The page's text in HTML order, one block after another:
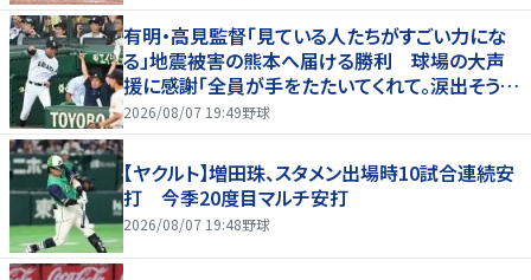
有明・高見監督「見ている人たちがすごい力にな
る」地震被害の熊本へ届ける勝利 球場の大声
援に感謝「全員が手をたたいてくれて。涙出そう
に」
2026/08/07 19:49野球
【ヤクルト】増田珠、スタメン出場時10試合連続安
打 今季20度目マルチ安打
2026/08/07 19:48野球